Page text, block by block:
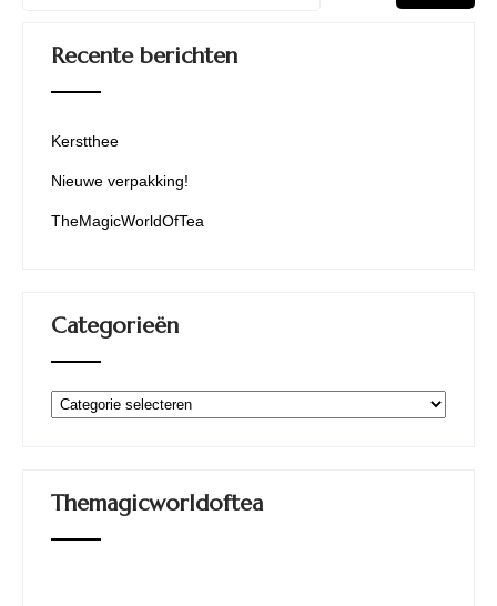
Recente berichten
Kerstthee
Nieuwe verpakking!
TheMagicWorldOfTea
Categorieën
Categorieën
Themagicworldoftea